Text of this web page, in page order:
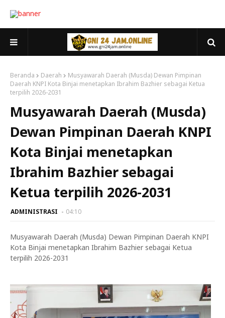
Beranda Daerah
Musyawarah Daerah (Musda) Dewan Pimpinan
Daerah KNPI Kota Binjai menetapkan Ibrahim Bazhier sebagai Ketua
terpilih 2026-2031
Musyawarah Daerah (Musda)
Dewan Pimpinan Daerah KNPI
Kota Binjai menetapkan
Ibrahim Bazhier sebagai
Ketua terpilih 2026-2031
ADMINISTRASI 04:10
Musyawarah Daerah (Musda) Dewan Pimpinan Daerah KNPI
Kota Binjai menetapkan Ibrahim Bazhier sebagai Ketua
terpilih 2026-2031